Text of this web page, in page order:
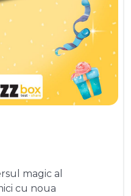
magic al
cu noua